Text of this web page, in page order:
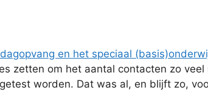
en het speciaal
zetten om het aantal contacten zo
worden. Dat was al, en blijft zo,